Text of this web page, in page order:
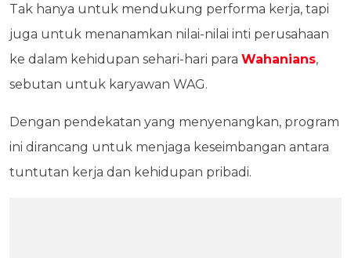
Tak hanya untuk mendukung performa kerja, tapi
juga untuk menanamkan nilai-nilai inti perusahaan
ke dalam kehidupan sehari-hari para Wahanians,
sebutan untuk karyawan WAG.
Dengan pendekatan yang menyenangkan, program
ini dirancang untuk menjaga keseimbangan antara
tuntutan kerja dan kehidupan pribadi.